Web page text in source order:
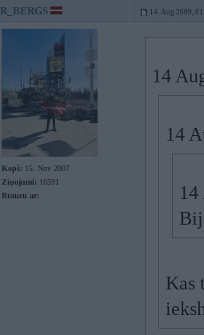
R_BERGS 14. Aug 2009,
Kopš: 15. Nov 2007
Ziņojumi: 16591
Braucu ar:
14
14
Kas